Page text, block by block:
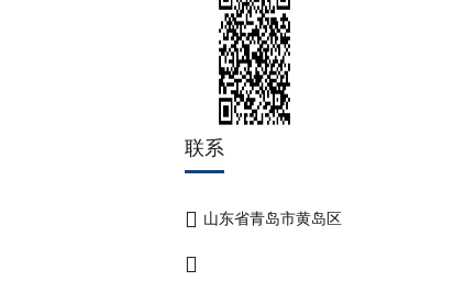
联系
山东省青岛市黄岛区